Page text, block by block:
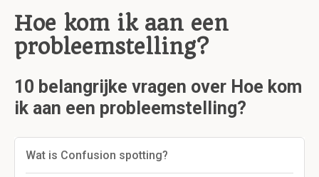
Hoe kom ik aan een
probleemstelling?
10 belangrijke vragen over Hoe kom
ik aan een probleemstelling?
Wat is Confusion spotting?